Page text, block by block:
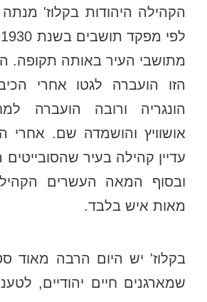
מתושבי העיר באותה תקופה.
הזו הועברה לגטו אחרי
הונגריה ורובה הועברה
אושוויץ והושמדה שם. אחרי
עדיין קהילה בעיר
ובסוף המאה העשרים
מאות איש בלבד.
בקלוז' יש היום הרבה מאוד
שמארגנים חיים יהודיים,